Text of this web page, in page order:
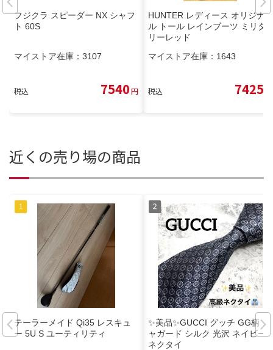
フジクラ スピーダー NX シャフ
ト 60S
マイストア在庫： 3107
税込 7540円
HUNTER レディース オリジナ
ル トール レインブーツ ミリタ
リーレッド
マイストア在庫： 1643
税込 7425
近くの売り場の商品
テーラーメイド Qi35 レスキュ
ー 5U S ユーティリティ
✨美品✨GUCCI グッチ GG柄 ジ
ャガード シルク 光沢 ネイビー
ネクタイ